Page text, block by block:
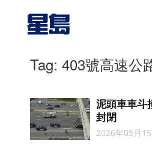
Tag: 403號高速公
泥頭車車
封閉
2026年05月